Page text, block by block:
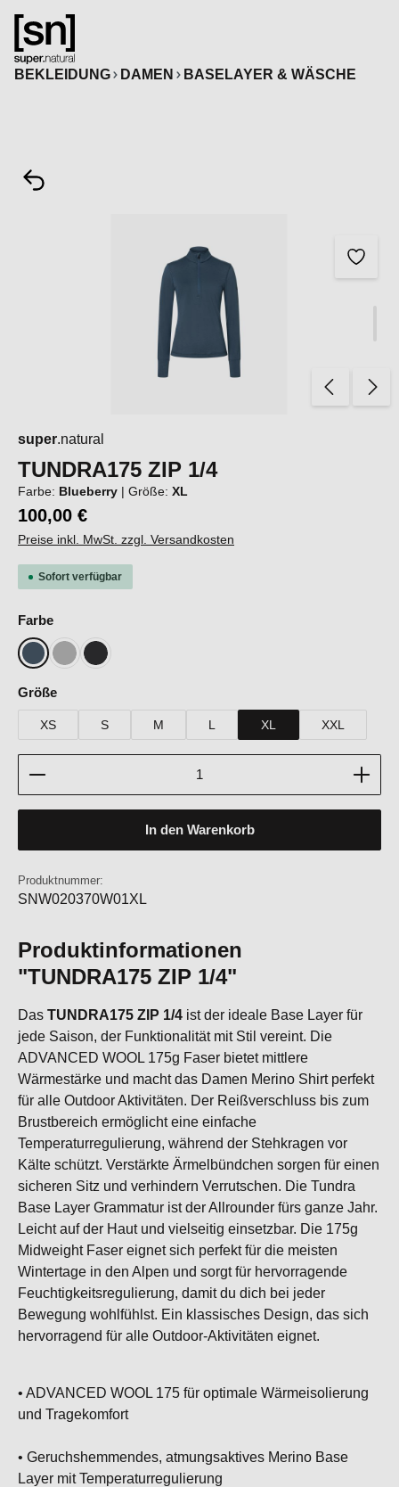
springen
BEKLEIDUNG DAMEN BASELAYER & WÄSCHE
super.natural
TUNDRA175 ZIP 1/4
Farbe: Blueberry | Größe: XL
100,00 €
Preise inkl. MwSt. zzgl. Versandkosten
Sofort verfügbar
Farbeauswählen
BlueberryCashmere Grey Melange
Jet Black
Größeauswählen
XS S M L XL XXL
Produkt Anzahl: Gib den gewünschten Wert ein
In den Warenkorb
Produktnummer:
SNW020370W01XL
Produktinformationen
"TUNDRA175 ZIP 1/4"
Das TUNDRA175 ZIP 1/4 ist der ideale Base Layer für
jede Saison, der Funktionalität mit Stil vereint. Die
ADVANCED WOOL 175g Faser bietet mittlere
Wärmestärke und macht das Damen Merino Shirt perfekt
für alle Outdoor Aktivitäten. Der Reißverschluss bis zum
Brustbereich ermöglicht eine einfache
Temperaturregulierung, während der Stehkragen vor
Kälte schützt. Verstärkte Ärmelbündchen sorgen für einen
sicheren Sitz und verhindern Verrutschen. Die Tundra
Base Layer Grammatur ist der Allrounder fürs ganze Jahr.
Leicht auf der Haut und vielseitig einsetzbar. Die 175g
Midweight Faser eignet sich perfekt für die meisten
Wintertage in den Alpen und sorgt für hervorragende
Feuchtigkeitsregulierung, damit du dich bei jeder
Bewegung wohlfühlst. Ein klassisches Design, das sich
hervorragend für alle Outdoor-Aktivitäten eignet.
• ADVANCED WOOL 175 für optimale Wärmeisolierung
und Tragekomfort
• Geruchshemmendes, atmungsaktives Merino Base
Layer mit Temperaturregulierung